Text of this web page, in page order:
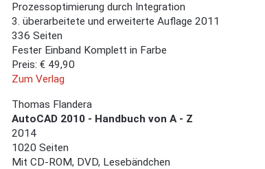
Prozessoptimierung durch Integration
3. überarbeitete und erweiterte Auflage 2011
336 Seiten
Fester Einband Komplett in Farbe
Preis: € 49,90
Zum Verlag
Thomas Flandera
AutoCAD 2010 - Handbuch von A - Z
2014
1020 Seiten
Mit CD-ROM, DVD, Lesebändchen